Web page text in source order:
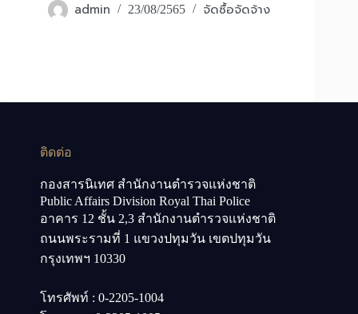
admin 23/08/2565 จัดซื้อจัดจ้าง
ติดต่อ
กองสารนิเทศ สำนักงานตำรวจแห่งชาติ
Public Affairs Division Royal Thai Police
อาคาร 12 ชั้น 2,3 สำนักงานตำรวจแห่งชาติ
ถนนพระรามที่ 1 แขวงปทุมวัน เขตปทุมวัน
กรุงเทพฯ 10330
โทรศัพท์ : 0-2205-1004